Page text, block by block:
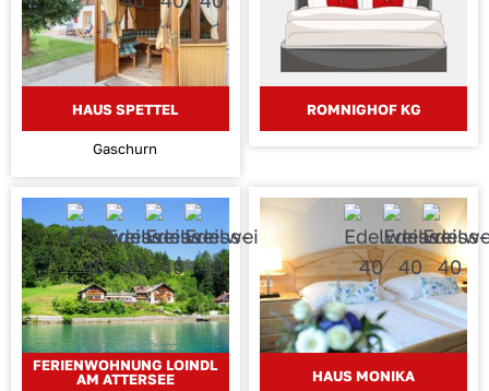
HAUS SPETTEL
Gaschurn
ROMNIGHOF KG
FERIENWOHNUNG LOINDL
AM ATTERSEE
HAUS MONIKA